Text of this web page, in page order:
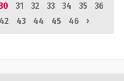
31 32 33 34 35
36
42 43 44 45 46 ›